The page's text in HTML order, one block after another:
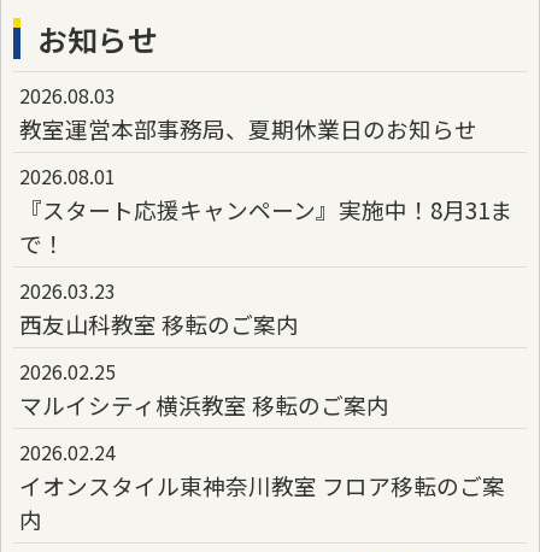
子ども向け講座をもっと見る
みんなの脳活
※一部の教室でのみ受講可
お知らせ
2026.08.03
教室運営本部事務局、夏期休業日のお知らせ
2026.08.01
『スタート応援キャンペーン』実施中！8月31ま
で！
2026.03.23
西友山科教室 移転のご案内
2026.02.25
マルイシティ横浜教室 移転のご案内
2026.02.24
イオンスタイル東神奈川教室 フロア移転のご案
内